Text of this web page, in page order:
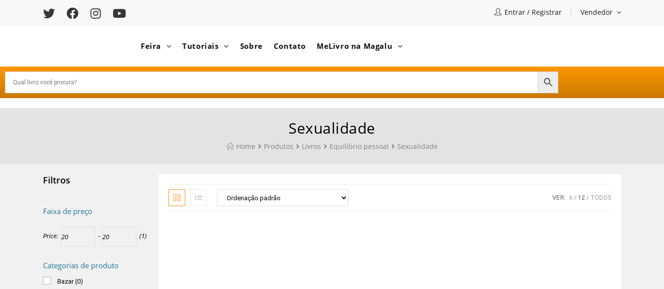
Entrar / Registrar Vendedor
Feira Tutoriais Sobre Contato MeLivro na Magalu
Sexualidade
Home Produtos Livros Equilíbrio pessoal Sexualidade
VER: 6 12 TODOS
Filtros
Faixa de preço
Price: - (1)
Categorias de produto
Bazar(0)